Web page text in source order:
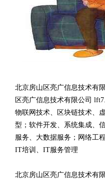
北京房山区亮广信息技术有
区亮广信息技术有限公司
物联网技术、区块链技术、
型；软件开发、系统集成、
服务、大数据服务；网络工
IT培训、IT服务管理
北京房山区亮广信息技术有